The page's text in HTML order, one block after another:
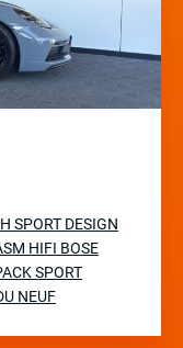
SPORT DESIGN
HIFI BOSE
SPORT
NEUF